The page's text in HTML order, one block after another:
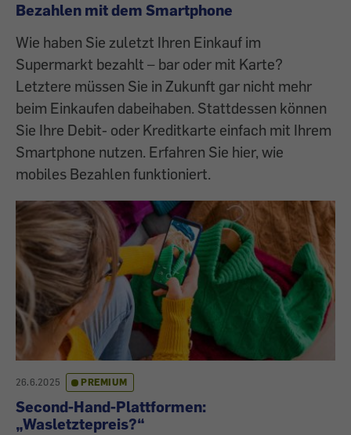
Bezahlen mit dem Smartphone
Wie haben Sie zuletzt Ihren Einkauf im
Supermarkt bezahlt – bar oder mit Karte?
Letztere müssen Sie in Zukunft gar nicht mehr
beim ­Einkaufen dabeihaben. Stattdessen können
Sie Ihre Debit- oder Kreditkarte einfach mit Ihrem
Smartphone nutzen. Erfahren Sie hier, wie
mobiles Bezahlen funktioniert.
26.6.2025 PREMIUM
Second-Hand-Plattformen:
„Wasletztepreis?“